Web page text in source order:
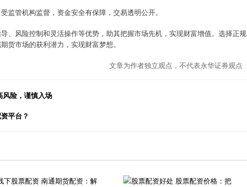
监管机构监督，资金安全有保障，交易透明公开。
、风险控制和灵活操作等优势，助其把握市场先机，实现财富增值。选择正规
货市场的获利潜力，实现财富梦想。
文章为作者独立观点，不代表永华证券观点
风险，谨慎入场
平台？